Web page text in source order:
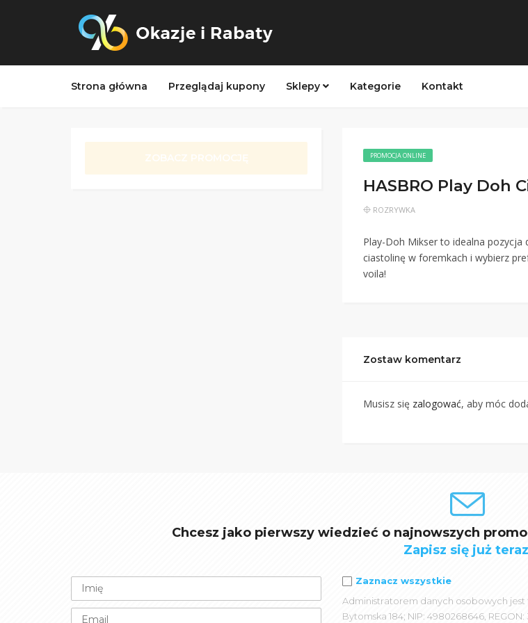
Strona główna Przeglądaj kupony Sklepy Kategorie Kontakt
ZOBACZ PROMOCJĘ PROMOCJA ONLINE
HASBRO Play Doh
ROZRYWKA
Play-Doh Mikser to idealna pozycja
ciastolinę w foremkach i wybierz
voila!
Zostaw komentarz
Musisz się zalogować, aby móc
Chcesz jako pierwszy wiedzieć o najnowszych
Zapisz się już
Zaznacz wszystkie
Administratorem danych osobowych jest
Bytomska 184; NIP: 4980268646,